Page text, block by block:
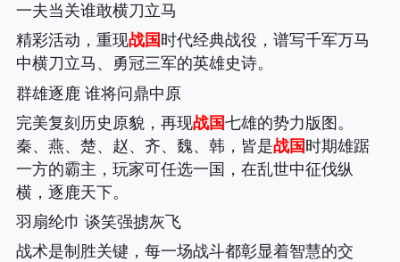
一夫当关谁敢横刀立马
精彩活动，重现战国 时代经典战役，谱写千军万马
中横刀立马、勇冠三军的英雄史诗。
群雄逐鹿 谁将问鼎中原
完美复刻历史原貌，再现战国七雄的势力版图。
秦、燕、楚、赵、齐、魏、韩，皆是战国 时期雄踞
一方的霸主，玩家可任选一国，在乱世中征伐纵
横，逐鹿天下。
羽扇纶巾 谈笑强掳灰飞
战术是制胜关键，每一场战斗都彰显着智慧的交